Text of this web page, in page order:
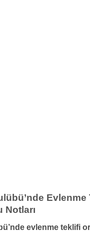
Evlenme
Notları
evlenme teklifi